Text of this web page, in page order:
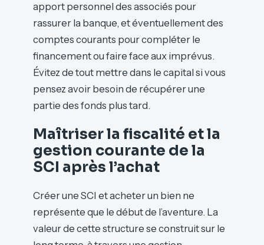
apport personnel des associés pour
rassurer la banque, et éventuellement des
comptes courants pour compléter le
financement ou faire face aux imprévus.
Évitez de tout mettre dans le capital si vous
pensez avoir besoin de récupérer une
partie des fonds plus tard.
Maîtriser la fiscalité et la
gestion courante de la
SCI après l’achat
Créer une SCI et acheter un bien ne
représente que le début de l’aventure. La
valeur de cette structure se construit sur le